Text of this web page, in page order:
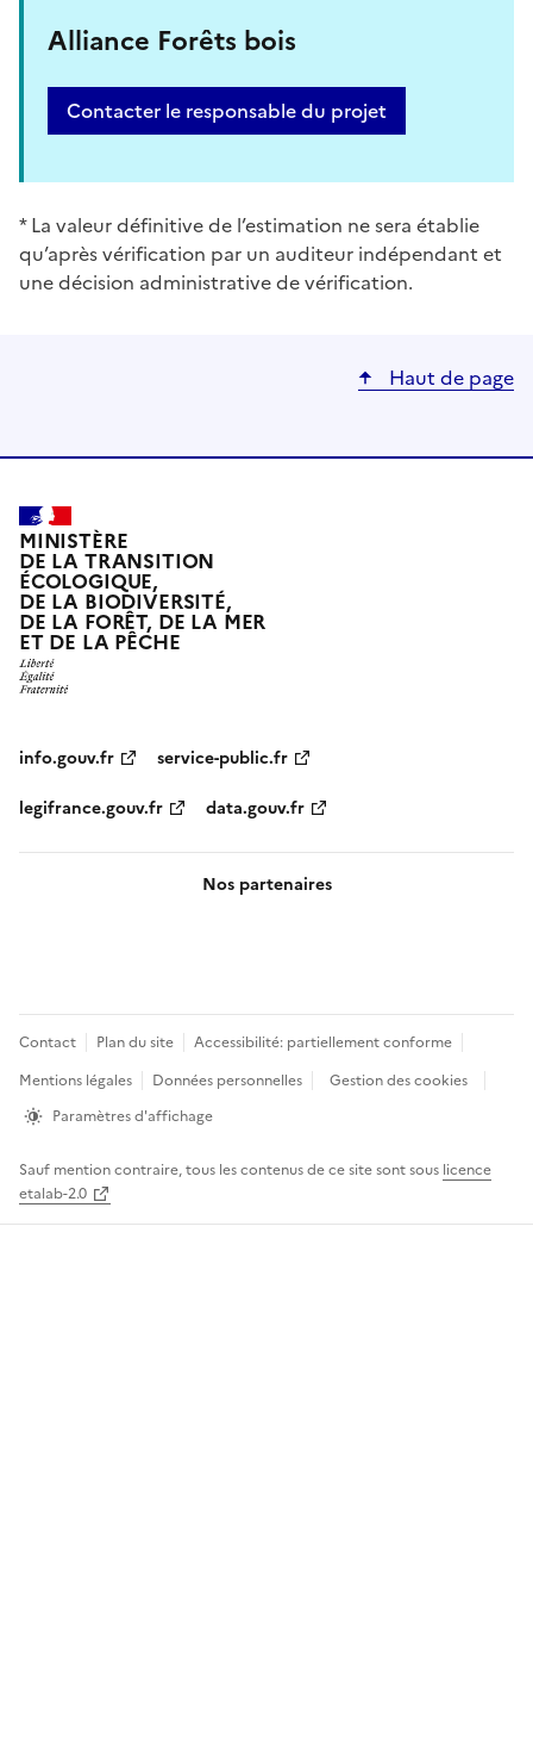
Alliance Forêts bois
Contacter le responsable du projet
* La valeur définitive de l’estimation ne sera établie
qu’après vérification par un auditeur indépendant et
une décision administrative de vérification.
Haut de page
MINISTÈRE
DE LA TRANSITION
ÉCOLOGIQUE,
DE LA BIODIVERSITÉ,
DE LA FORÊT, DE LA MER
ET DE LA PÊCHE
info.gouv.fr
service-public.fr
legifrance.gouv.fr
data.gouv.fr
Nos partenaires
Pied
de
page
Contact Plan du site
Accessibilité: partiellement conforme
Mentions légales
Données personnelles
Gestion des cookies
Paramètres d'affichage
Sauf mention contraire, tous les contenus de ce site sont sous licence
etalab-2.0